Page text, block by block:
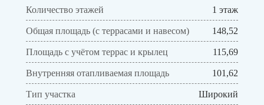
Количество этажей 1 этаж
Общая площадь (с террасами и навесом) 148,52
Площадь с учётом террас и крылец 115,69
Внутренняя отапливаемая площадь 101,62
Тип участка Широкий